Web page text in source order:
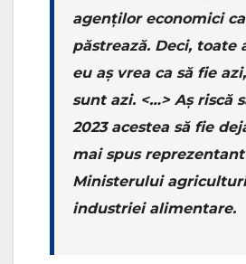
agenților economici
păstrează. Deci, toate
eu aș vrea ca să fie
sunt azi. <…> Aș riscă
2023 acestea să fie
mai spus
Ministerului
industriei alimentare.